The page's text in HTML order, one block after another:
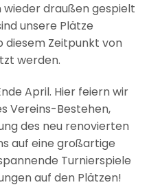
wieder draußen gespielt
unsere Plätze
diesem Zeitpunkt von
werden.
April. Hier feiern wir
Vereins-Bestehen,
des neu renovierten
auf eine großartige
Turnierspiele
auf den Plätzen!